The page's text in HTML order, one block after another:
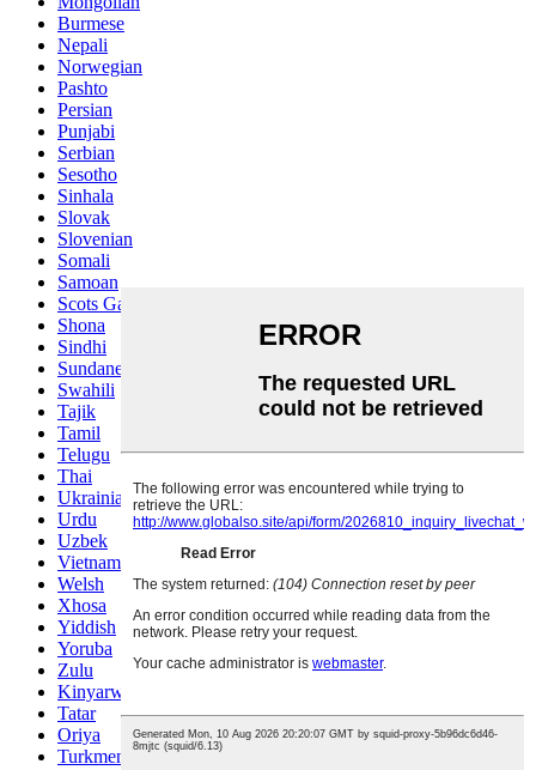
Burmese
Nepali
Norwegian
Pashto
Persian
Punjabi
Serbian
Sesotho
Sinhala
Slovak
Slovenian
Somali
Samoan
Scots Gaelic
Shona
Sindhi
Sundanese
Swahili
Tajik
Tamil
Telugu
Thai
Ukrainian
Urdu
Uzbek
Vietnamese
Welsh
Xhosa
Yiddish
Yoruba
Zulu
Kinyarwanda
Tatar
Oriya
Turkmen